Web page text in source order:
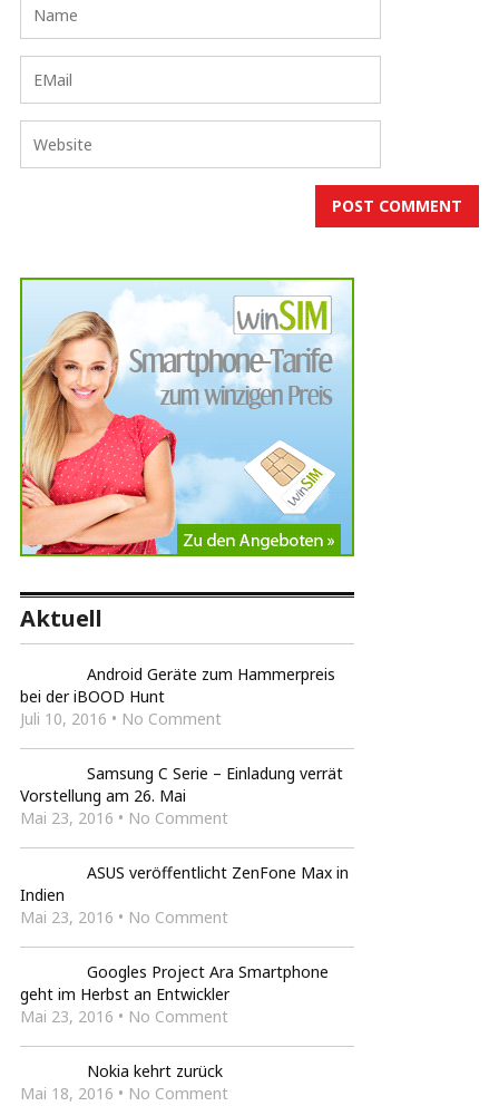
Aktuell
Android Geräte zum Hammerpreis
bei der iBOOD Hunt
Juli 10, 2016 • No Comment
Samsung C Serie – Einladung verrät
Vorstellung am 26. Mai
Mai 23, 2016 • No Comment
ASUS veröffentlicht ZenFone Max in
Indien
Mai 23, 2016 • No Comment
Googles Project Ara Smartphone
geht im Herbst an Entwickler
Mai 23, 2016 • No Comment
Nokia kehrt zurück
Mai 18, 2016 • No Comment